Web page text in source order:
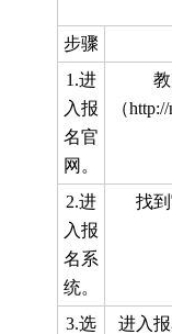
步骤
1.进
入报
名官
网。
（
2.进
入报
名系
统。
找
3.选
进入